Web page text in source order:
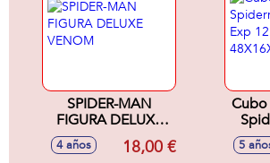
SPIDER-MAN
FIGURA DELUXE
VENOM
4 años 18,00 €
Sdos
5